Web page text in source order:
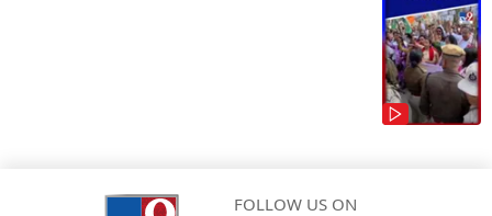
FOLLOW US ON